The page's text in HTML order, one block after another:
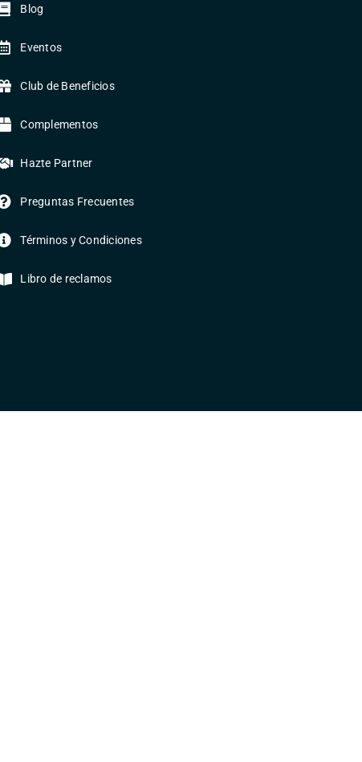
Blog
Eventos
Club de Beneficios
Complementos
Hazte Partner
Preguntas Frecuentes
Términos y Condiciones
Libro de reclamos